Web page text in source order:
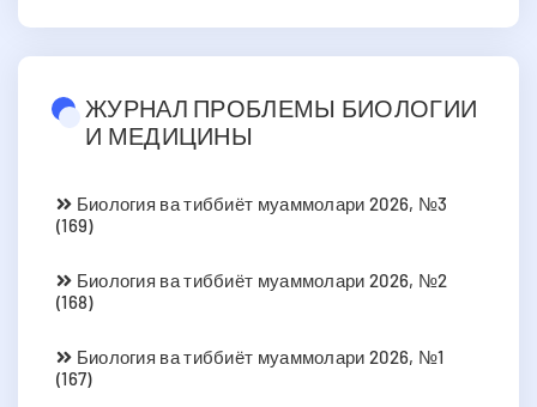
ЖУРНАЛ ПРОБЛЕМЫ БИОЛОГИИ
И МЕДИЦИНЫ
Биология ва тиббиёт муаммолари 2026, №3
(169)
Биология ва тиббиёт муаммолари 2026, №2
(168)
Биология ва тиббиёт муаммолари 2026, №1
(167)